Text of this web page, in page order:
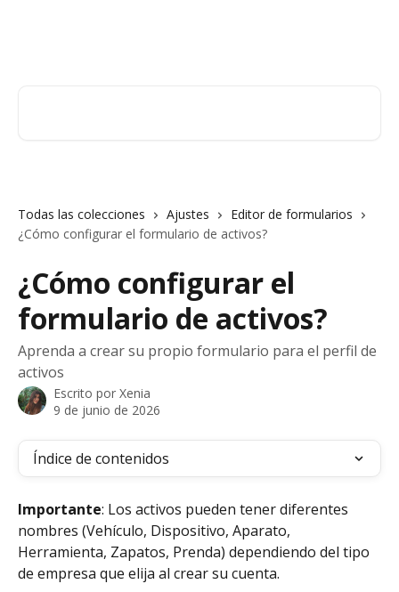
Todas las colecciones Ajustes
Editor de formularios
¿Cómo configurar el formulario de activos?
¿Cómo configurar el
formulario de activos?
Aprenda a crear su propio formulario para el perfil de
activos
Escrito por Xenia
9 de junio de 2026
Índice de contenidos
Importante: Los activos pueden tener diferentes
nombres (Vehículo, Dispositivo, Aparato,
Herramienta, Zapatos, Prenda) dependiendo del tipo
de empresa que elija al crear su cuenta.